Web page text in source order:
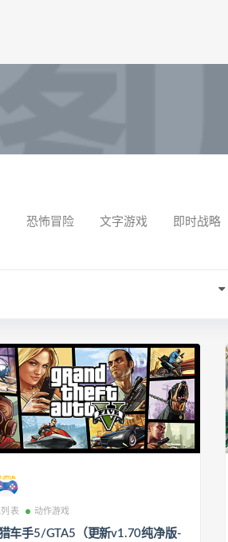
恐怖冒险 文字游戏 即时战略
表 动作游戏
车手5/GTA5（更新v1.70纯净版-